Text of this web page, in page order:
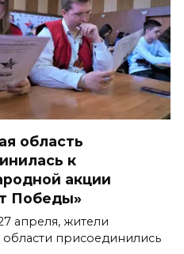
область
к
акции
Победы»
апреля, жители
присоединились